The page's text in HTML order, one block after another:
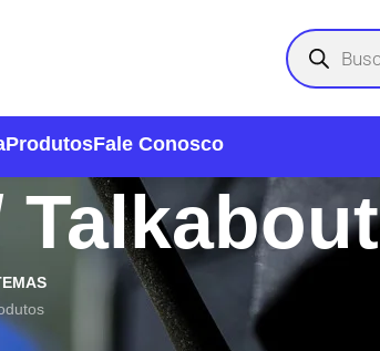
ProdutosFale Conosco
Talkabout
9